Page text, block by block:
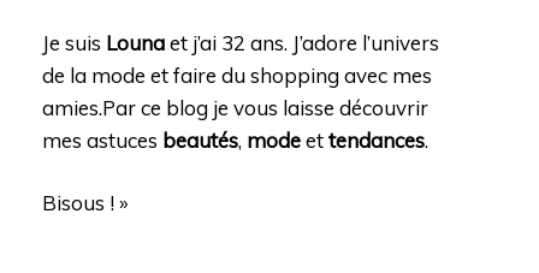
Je suis Lounaet j’ai 32 ans. J’adore l’univers
de la mode et faire du shopping avec mes
amies.Par ce blog je vous laisse découvrir
mes astuces beautés, modeettendances.
Bisous ! »